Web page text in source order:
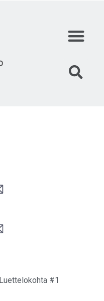
Luettelokohta #1